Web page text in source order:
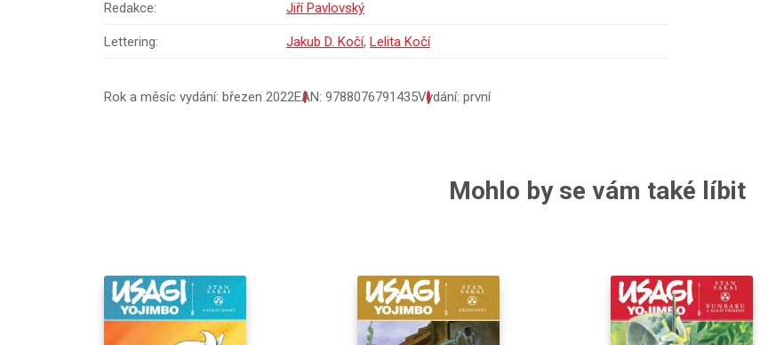
Redakce: Jiří Pavlovský
Lettering: Jakub D. Kočí, Lelita Kočí
Rok a měsíc vydání: březen 2022EAN: 9788076791435Vydání: první
Mohlo by se vám také líbit